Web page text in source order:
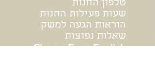
טלפון החנות
שעות פעילות החנות
הוראות הגעה למשק
שאלות נפוצות
Charag Farm English